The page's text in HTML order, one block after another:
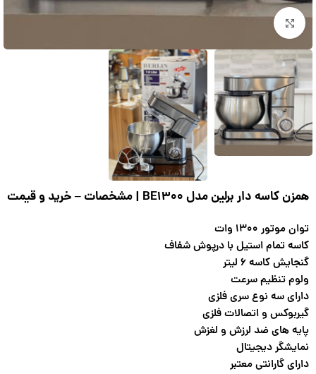
بزرگنمایی تصویر
همزن کاسه دار برلین مدل BE1300 | مشخصات – خرید و قیمت
توان موتور ۱۳۰۰ وات
کاسه تمام استیل با درپوش شفاف
گنجایش کاسه ۶ لیتر
ولوم تنظیم سرعت
دارای سه نوع سری فلزی
گیربوکس و اتصالات فلزی
پایه های ضد لرزش و لغزش
نمایشگر دیجیتال
دارای گارانتی معتبر